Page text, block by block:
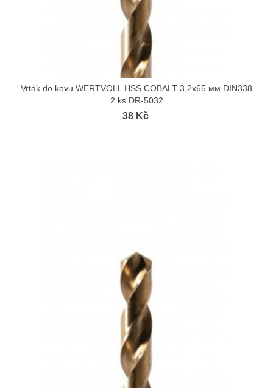
Vrták do kovu WERTVOLL HSS COBALT 3,2х65 мм DIN338
2 ks DR-5032
38 Kč